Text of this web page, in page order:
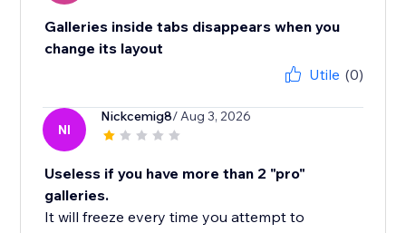
Galleries inside tabs disappears when you
change its layout
Utile (0)
NI
Nickcemig8/ Aug 3, 2026
Useless if you have more than 2 "pro"
galleries.
It will freeze every time you attempt to